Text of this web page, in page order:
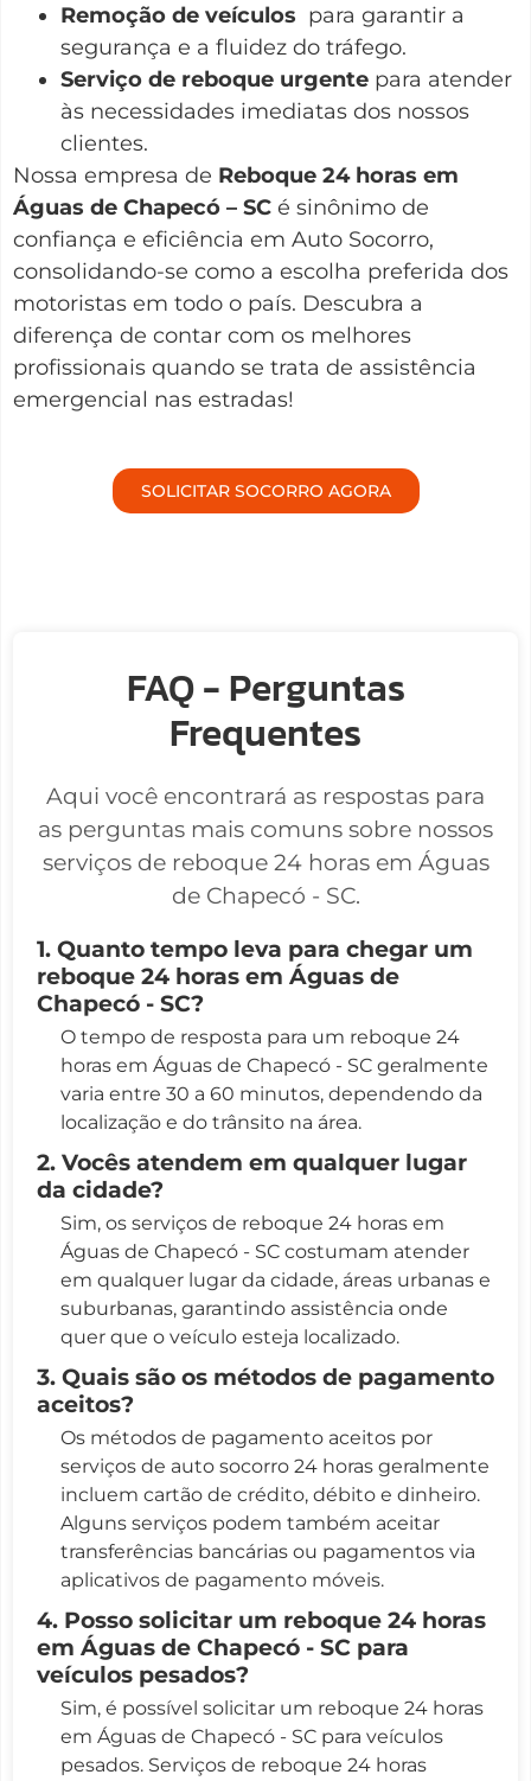
Remoção de veículos para garantir a
segurança e a fluidez do tráfego.
Serviço de reboque urgente para atender
às necessidades imediatas dos nossos
clientes.
Nossa empresa de Reboque 24 horas em
Águas de Chapecó – SC é sinônimo de
confiança e eficiência em Auto Socorro,
consolidando-se como a escolha preferida dos
motoristas em todo o país. Descubra a
diferença de contar com os melhores
profissionais quando se trata de assistência
emergencial nas estradas!
SOLICITAR SOCORRO AGORA
FAQ - Perguntas
Frequentes
Aqui você encontrará as respostas para
as perguntas mais comuns sobre nossos
serviços de reboque 24 horas em Águas
de Chapecó - SC.
1. Quanto tempo leva para chegar um
reboque 24 horas em Águas de
Chapecó - SC?
O tempo de resposta para um reboque 24
horas em Águas de Chapecó - SC geralmente
varia entre 30 a 60 minutos, dependendo da
localização e do trânsito na área.
2. Vocês atendem em qualquer lugar
da cidade?
Sim, os serviços de reboque 24 horas em
Águas de Chapecó - SC costumam atender
em qualquer lugar da cidade, áreas urbanas e
suburbanas, garantindo assistência onde
quer que o veículo esteja localizado.
3. Quais são os métodos de pagamento
aceitos?
Os métodos de pagamento aceitos por
serviços de auto socorro 24 horas geralmente
incluem cartão de crédito, débito e dinheiro.
Alguns serviços podem também aceitar
transferências bancárias ou pagamentos via
aplicativos de pagamento móveis.
4. Posso solicitar um reboque 24 horas
em Águas de Chapecó - SC para
veículos pesados?
Sim, é possível solicitar um reboque 24 horas
em Águas de Chapecó - SC para veículos
pesados. Serviços de reboque 24 horas